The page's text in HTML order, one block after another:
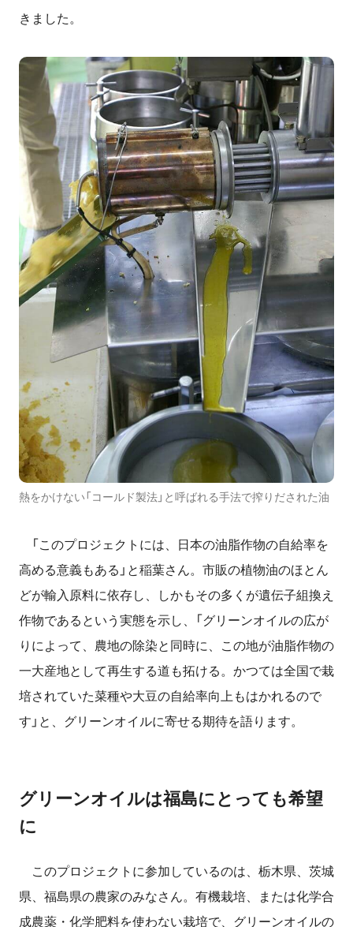
きました。
熱をかけない「コールド製法」と呼ばれる手法で搾りだされた油
「このプロジェクトには、日本の油脂作物の自給率を
高める意義もある」と稲葉さん。市販の植物油のほとん
どが輸入原料に依存し、しかもその多くが遺伝子組換え
作物であるという実態を示し、「グリーンオイルの広が
りによって、農地の除染と同時に、この地が油脂作物の
一大産地として再生する道も拓ける。かつては全国で栽
培されていた菜種や大豆の自給率向上もはかれるので
す」と、グリーンオイルに寄せる期待を語ります。
グリーンオイルは福島にとっても希望
に
このプロジェクトに参加しているのは、栃木県、茨城
県、福島県の農家のみなさん。有機栽培、または化学合
成農薬・化学肥料を使わない栽培で、グリーンオイルの